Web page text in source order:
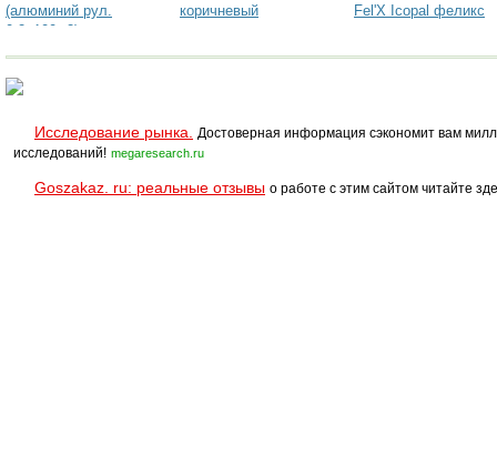
(алюминий рул.
0,2х100м2)
коричневый
Fel'X Icopal феликс
Исследование рынка.
Достоверная информация сэкономит вам
исследований! megaresearch.ru
Goszakaz. ru: реальные отзывы о работе с этим сайтом читайте